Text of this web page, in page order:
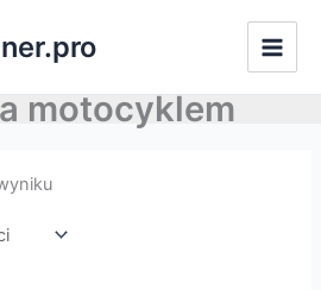
motocyklem